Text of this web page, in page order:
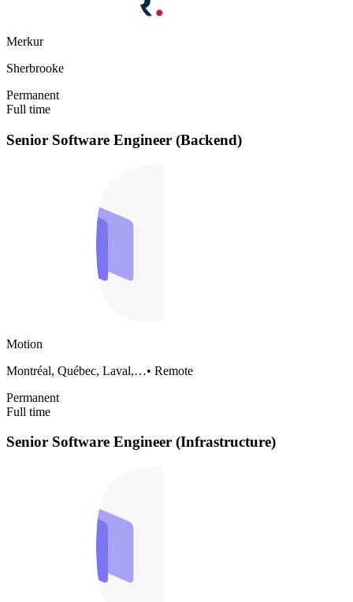
Merkur
Sherbrooke
Permanent
Full time
Senior Software Engineer (Backend)
Motion
Montréal, Québec, Laval,…• Remote
Permanent
Full time
Senior Software Engineer (Infrastructure)